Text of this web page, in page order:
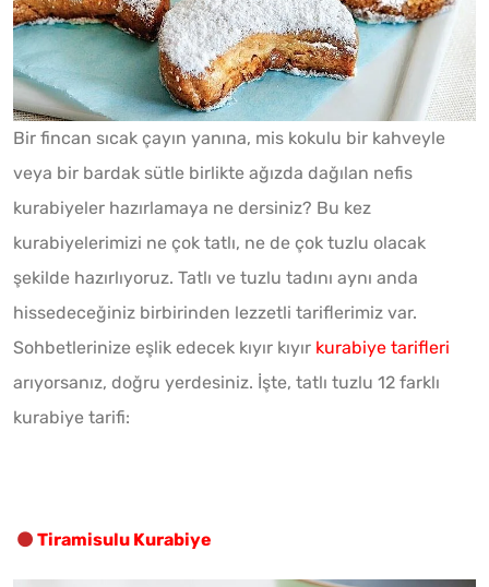
Bir fincan sıcak çayın yanına, mis kokulu bir kahveyle
veya bir bardak sütle birlikte ağızda dağılan nefis
kurabiyeler hazırlamaya ne dersiniz? Bu kez
kurabiyelerimizi ne çok tatlı, ne de çok tuzlu olacak
şekilde hazırlıyoruz. Tatlı ve tuzlu tadını aynı anda
hissedeceğiniz birbirinden lezzetli tariflerimiz var.
Sohbetlerinize eşlik edecek kıyır kıyır kurabiye tarifleri
arıyorsanız, doğru yerdesiniz. İşte, tatlı tuzlu 12 farklı
kurabiye tarifi:
Tiramisulu Kurabiye